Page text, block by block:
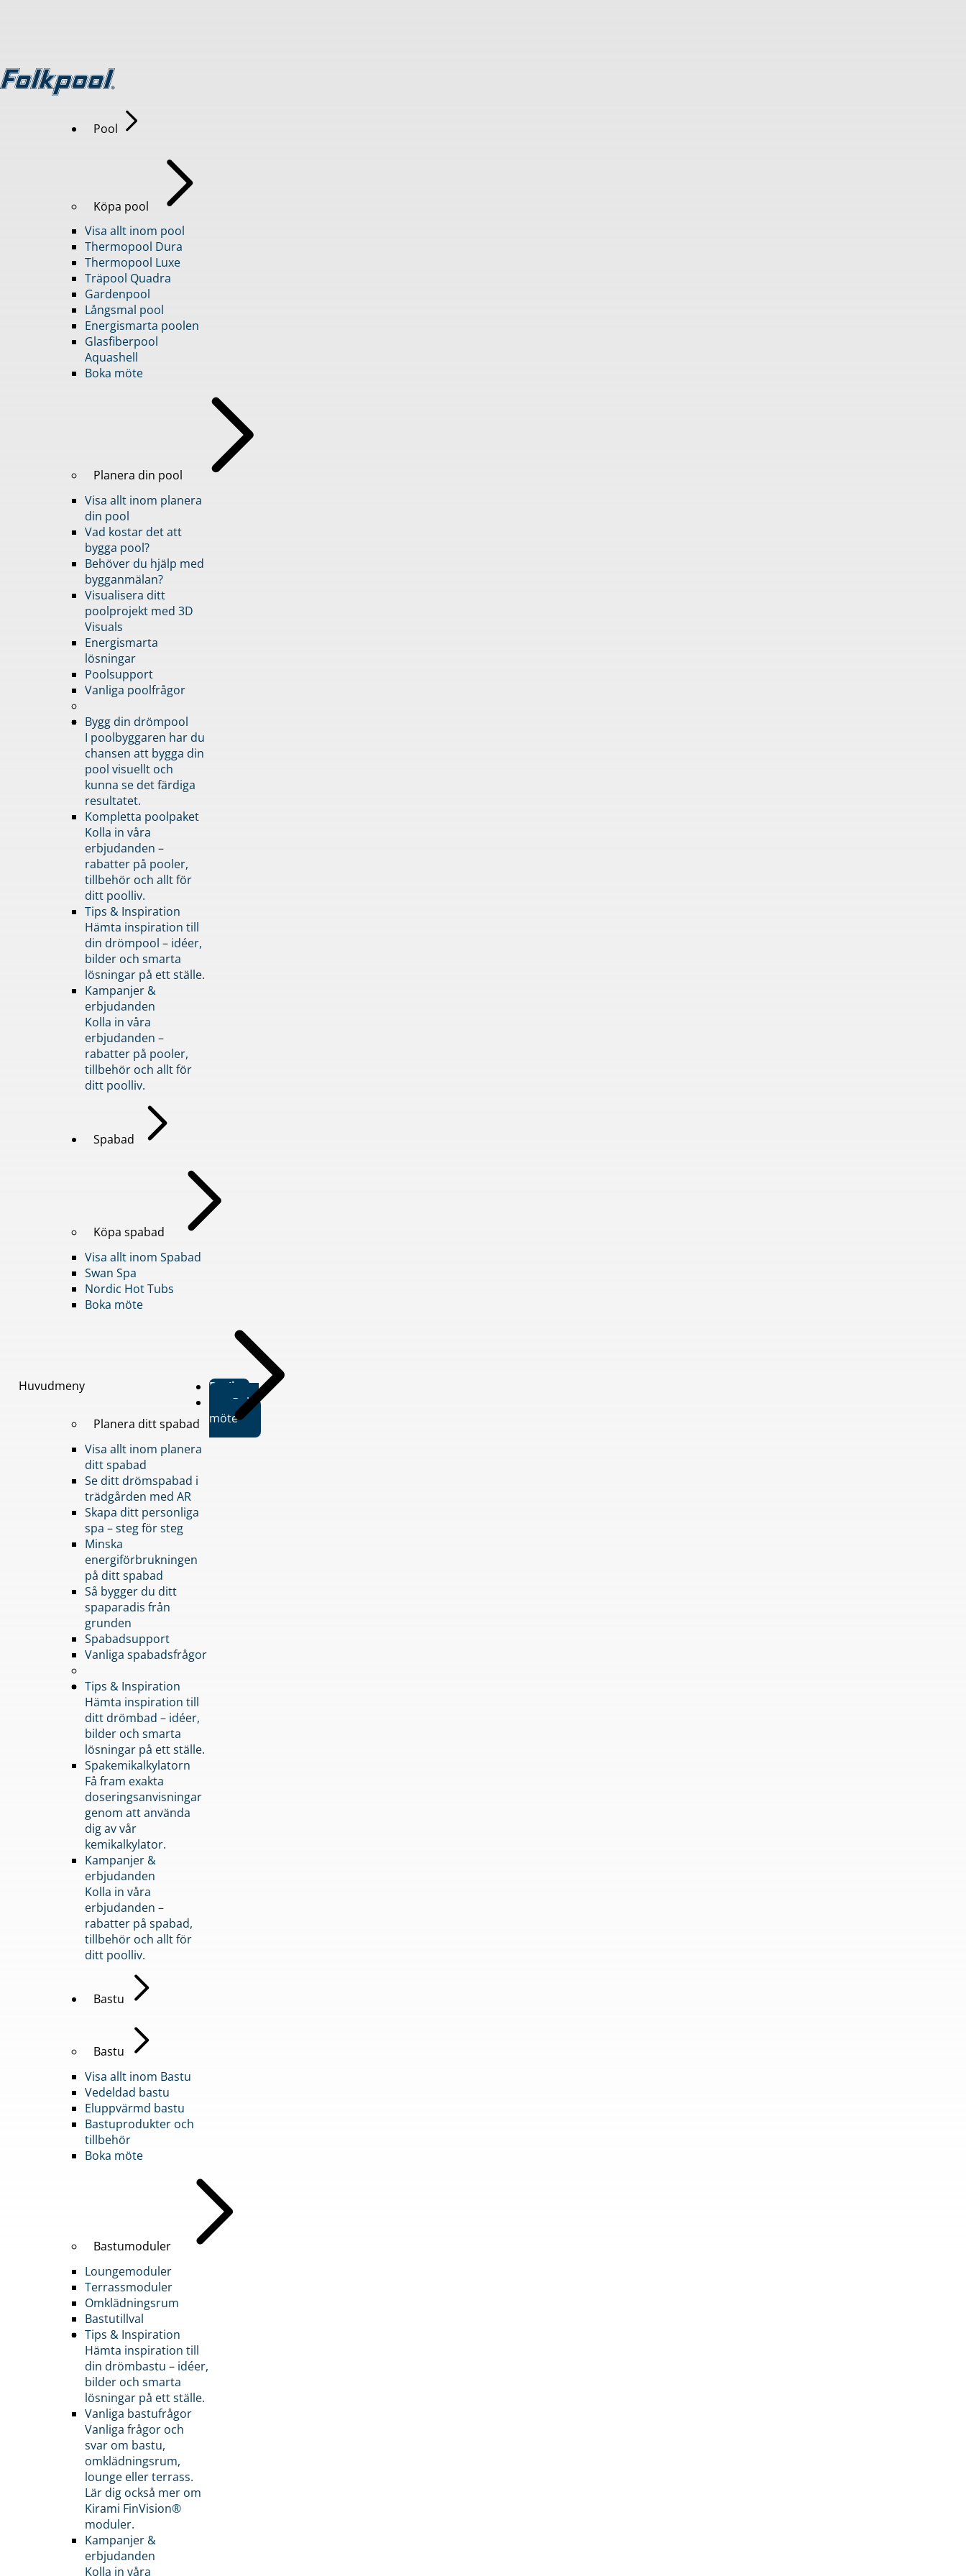
Huvudmeny
Pool
Köpa pool
Visa allt inom pool
Thermopool Dura
Thermopool Luxe
Träpool Quadra
Gardenpool
Långsmal pool
Energismarta poolen
Glasfiberpool
Aquashell
Boka möte
Planera din pool
Visa allt inom planera
din pool
Vad kostar det att
bygga pool?
Behöver du hjälp med
bygganmälan?
Visualisera ditt
poolprojekt med 3D
Visuals
Energismarta
lösningar
Poolsupport
Vanliga poolfrågor
Bygg din drömpool
I poolbyggaren har du
chansen att bygga din
pool visuellt och
kunna se det färdiga
resultatet.
Kompletta poolpaket
Kolla in våra
erbjudanden –
rabatter på pooler,
tillbehör och allt för
ditt poolliv.
Tips & Inspiration
Hämta inspiration till
din drömpool – idéer,
bilder och smarta
lösningar på ett ställe.
Kampanjer &
erbjudanden
Kolla in våra
erbjudanden –
rabatter på pooler,
tillbehör och allt för
ditt poolliv.
Spabad
Köpa spabad
Visa allt inom Spabad
Swan Spa
Nordic Hot Tubs
Boka möte
Planera ditt spabad
Visa allt inom planera
ditt spabad
Se ditt drömspabad i
trädgården med AR
Skapa ditt personliga
spa – steg för steg
Minska
energiförbrukningen
på ditt spabad
Så bygger du ditt
spaparadis från
grunden
Spabadsupport
Vanliga spabadsfrågor
Tips & Inspiration
Hämta inspiration till
ditt drömbad – idéer,
bilder och smarta
lösningar på ett ställe.
Spakemikalkylatorn
Få fram exakta
doseringsanvisningar
genom att använda
dig av vår
kemikalkylator.
Kampanjer &
erbjudanden
Kolla in våra
erbjudanden –
rabatter på spabad,
tillbehör och allt för
ditt poolliv.
Bastu
Bastu
Visa allt inom Bastu
Vedeldad bastu
Eluppvärmd bastu
Bastuprodukter och
tillbehör
Boka möte
Bastumoduler
Loungemoduler
Terrassmoduler
Omklädningsrum
Bastutillval
Tips & Inspiration
Hämta inspiration till
din drömbastu – idéer,
bilder och smarta
lösningar på ett ställe.
Vanliga bastufrågor
Vanliga frågor och
svar om bastu,
omklädningsrum,
lounge eller terrass.
Lär dig också mer om
Kirami FinVision®
moduler.
Kampanjer &
erbjudanden
Kolla in våra
Butiker
Boka
möte